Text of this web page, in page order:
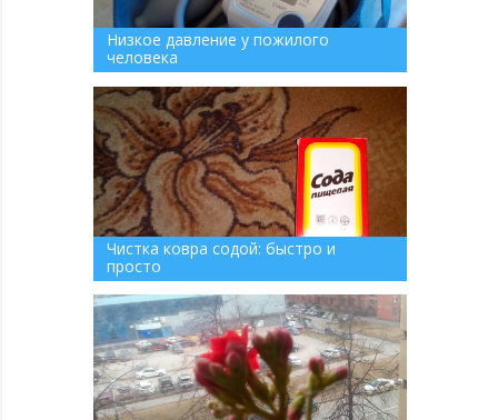
Низкое давление у пожилого
человека
Чистка ковра содой: быстро и
просто